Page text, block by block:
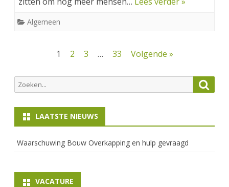
Algemeen
1 2 3 … 33 Volgende »
Zoeken
naar:
LAATSTE NIEUWS
Waarschuwing Bouw Overkapping en hulp gevraagd
VACATURE